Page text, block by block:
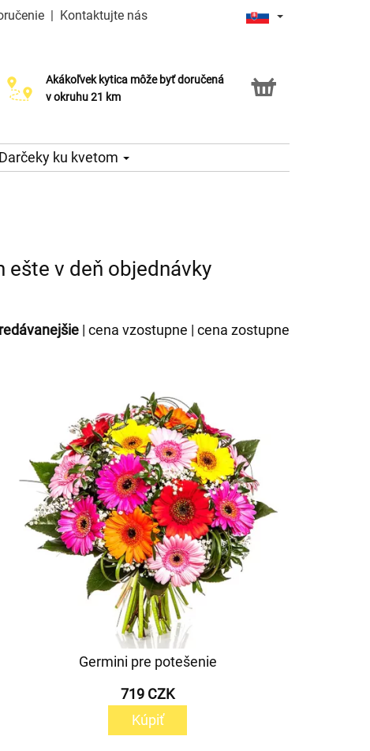
| Kontaktujte nás
Akákoľvek kytica môže byť doručená
v okruhu 21 km
Služba Click & Collect
Darčeky ku kvetom
ešte v deň objednávky
| cena vzostupne | cena zostupne
Germini pre potešenie
719 CZK
Kúpiť